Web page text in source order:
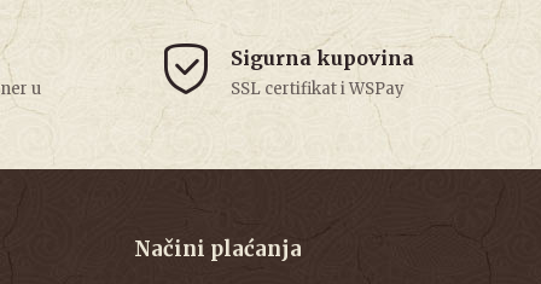
u
Sigurna kupovina
SSL certifikat i WSPay
Načini plaćanja